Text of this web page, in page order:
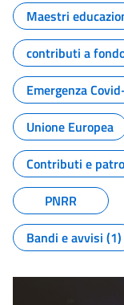
Maestri
contributi a
Emergenza
Unione Europea
Contributi e
PNRR
Bandi e avvisi (1)